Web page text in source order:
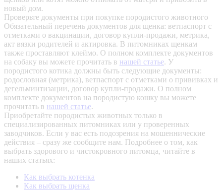
новый дом.
Проверьте документы при покупке породистого животного
Обязательный перечень документов для щенка: ветпаспорт с
отметками о вакцинации, договор купли-продажи, метрика,
акт вязки родителей и актировка. В питомниках щенкам
также проставляют клеймо. О полном комплекте документов
на собаку вы можете прочитать в нашей статье. У
породистого котика должны быть следующие документы:
родословная (метрика), ветпаспорт с отметками о прививках и
дегельминтизации, договор купли-продажи. О полном
комплекте документов на породистую кошку вы можете
прочитать в нашей статье.
Приобретайте породистых животных только в
специализированных питомниках или у проверенных
заводчиков. Если у вас есть подозрения на мошеннические
действия – сразу же сообщите нам. Подробнее о том, как
выбрать здорового и чистокровного питомца, читайте в
наших статьях:
Как выбрать котенка
Как выбрать щенка